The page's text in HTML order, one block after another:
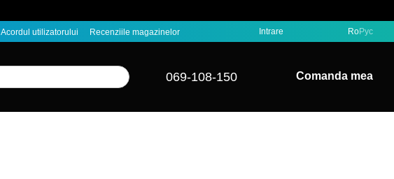
Acordul utilizatorului Recenziile magazinelor Intrare RoРус
069-108-150 Comanda mea